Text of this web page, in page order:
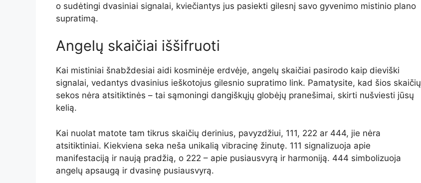
o sudėtingi dvasiniai signalai, kviečiantys jus pasiekti gilesnį savo gyvenimo mistinio plano
supratimą.
Angelų skaičiai iššifruoti
Kai mistiniai šnabždesiai aidi kosminėje erdvėje, angelų skaičiai pasirodo kaip dieviški
signalai, vedantys dvasinius ieškotojus gilesnio supratimo link. Pamatysite, kad šios skaičių
sekos nėra atsitiktinės – tai sąmoningi dangiškųjų globėjų pranešimai, skirti nušviesti jūsų
kelią.
Kai nuolat matote tam tikrus skaičių derinius, pavyzdžiui, 111, 222 ar 444, jie nėra
atsitiktiniai. Kiekviena seka neša unikalią vibracinę žinutę. 111 signalizuoja apie
manifestaciją ir naują pradžią, o 222 – apie pusiausvyrą ir harmoniją. 444 simbolizuoja
angelų apsaugą ir dvasinę pusiausvyrą.